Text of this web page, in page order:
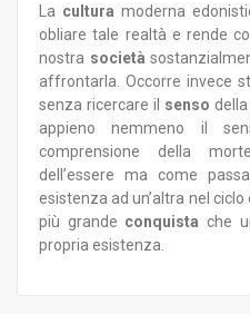
La cultura moderna
obliare tale realtà e rende
nostra società
affrontarla. Occorre invece
senza ricercare il senso
appieno nemmeno il
comprensione della
dell’essere ma come
esistenza ad un’altra nel
più grande conquista che
propria esistenza.